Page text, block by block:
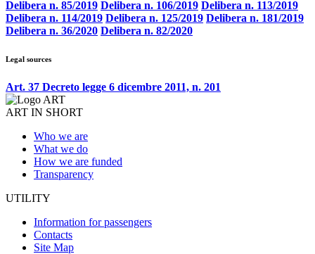
Delibera n. 85/2019 Delibera n. 106/2019 Delibera n. 113/2019
Delibera n. 114/2019 Delibera n. 125/2019 Delibera n. 181/2019
Delibera n. 36/2020 Delibera n. 82/2020
Legal sources
Art. 37 Decreto legge 6 dicembre 2011, n. 201
ART IN SHORT
Who we are
What we do
How we are funded
Transparency
UTILITY
Information for passengers
Contacts
Site Map